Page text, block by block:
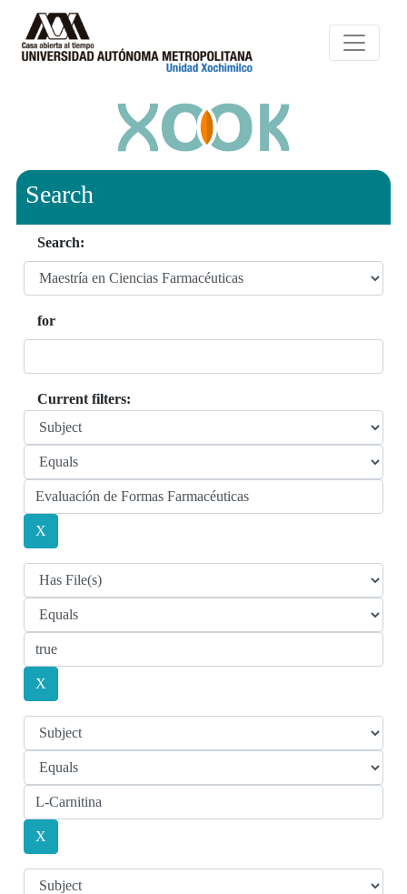
Search
Search:
for
Current filters: